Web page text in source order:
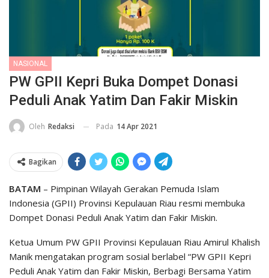
NASIONAL
PW GPII Kepri Buka Dompet Donasi
Peduli Anak Yatim Dan Fakir Miskin
Oleh Redaksi Pada 14 Apr 2021
Bagikan
BATAM – Pimpinan Wilayah Gerakan Pemuda Islam
Indonesia (GPII) Provinsi Kepulauan Riau resmi membuka
Dompet Donasi Peduli Anak Yatim dan Fakir Miskin.
Ketua Umum PW GPII Provinsi Kepulauan Riau Amirul Khalish
Manik mengatakan program sosial berlabel “PW GPII Kepri
Peduli Anak Yatim dan Fakir Miskin, Berbagi Bersama Yatim